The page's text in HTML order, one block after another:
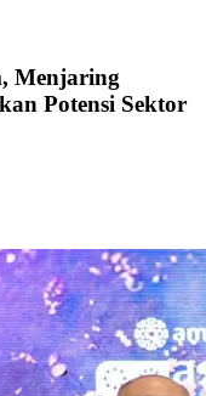
Menjaring
Potensi Sektor